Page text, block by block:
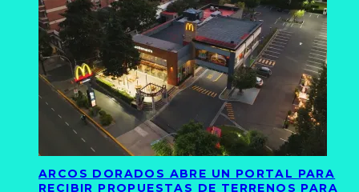
ARCOS DORADOS ABRE UN PORTAL PARA
RECIBIR PROPUESTAS DE TERRENOS PARA